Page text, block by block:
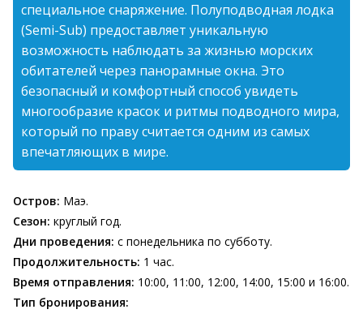
специальное снаряжение. Полуподводная лодка
(Semi-Sub) предоставляет уникальную
возможность наблюдать за жизнью морских
обитателей через панорамные окна. Это
безопасный и комфортный способ увидеть
многообразие красок и ритмы подводного мира,
который по праву считается одним из самых
впечатляющих в мире.
Остров: Маэ.
Сезон: круглый год.
Дни проведения: с понедельника по субботу.
Продолжительность: 1 час.
Время отправления: 10:00, 11:00, 12:00, 14:00, 15:00 и 16:00.
Тип бронирования: